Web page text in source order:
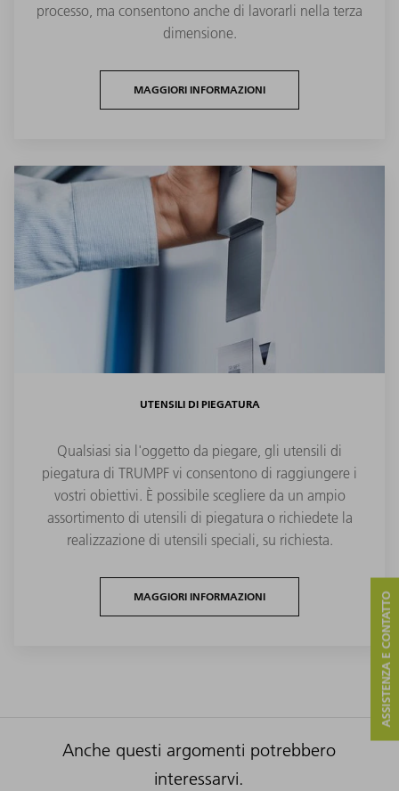
processo, ma consentono anche di lavorarli nella terza
dimensione.
MAGGIORI INFORMAZIONI
UTENSILI DI PIEGATURA
Qualsiasi sia l'oggetto da piegare, gli utensili di
piegatura di TRUMPF vi consentono di raggiungere i
vostri obiettivi. È possibile scegliere da un ampio
assortimento di utensili di piegatura o richiedete la
realizzazione di utensili speciali, su richiesta.
MAGGIORI INFORMAZIONI
Anche questi argomenti potrebbero
interessarvi.
ASSISTENZA E CONTATTO